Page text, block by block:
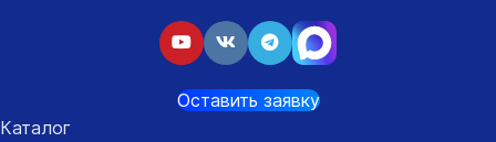
Оставить заявку
Каталог